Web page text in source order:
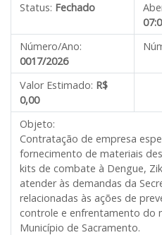
Status: Fechado
Número/Ano:
0017/2026
Valor Estimado: R$
0,00
Objeto:
Contratação de empresa
fornecimento de materiais
kits de combate à Dengue,
atender às demandas da
relacionadas às ações de
controle e enfrentamento do
Município de Sacramento.